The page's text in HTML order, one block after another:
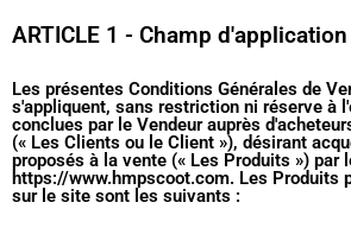
ARTICLE 1 - Champ d'application
Les présentes Conditions Générales de
s'appliquent, sans restriction ni réserve à
conclues par le Vendeur auprès
(« Les Clients ou le Client »), désirant
proposés à la vente (« Les Produits ») par
https://www.hmpscoot.com. Les Produits
sur le site sont les suivants :